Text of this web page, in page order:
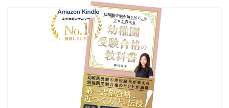
▲幼稚園受験合格の教科書 ▲教材販売（通販）